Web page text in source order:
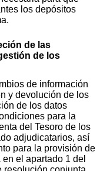
los depósitos
de las
de los
de información
y devolución de los
de los datos
para la
del Tesoro de los
adjudicatarios, así
para la provisión de
el apartado 1 del